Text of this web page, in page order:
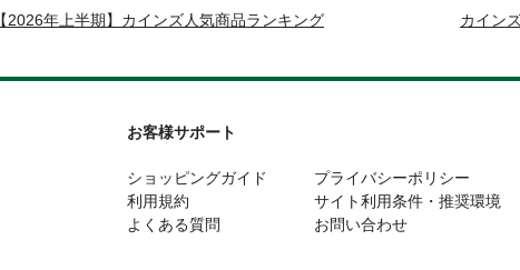
【2026年上半期】カインズ人気商品ランキング カイン
お客様サポート
ショッピングガイド
利用規約
よくある質問
プライバシーポリシー
サイト利用条件・推奨環境
お問い合わせ